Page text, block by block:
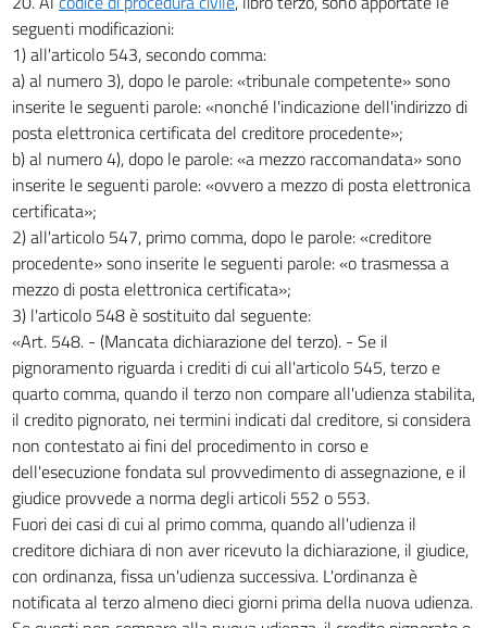
seguenti modificazioni:
1) all'articolo 543, secondo comma:
a) al numero 3), dopo le parole: «tribunale competente» sono
inserite le seguenti parole: «nonché l'indicazione dell'indirizzo di
posta elettronica certificata del creditore procedente»;
b) al numero 4), dopo le parole: «a mezzo raccomandata» sono
inserite le seguenti parole: «ovvero a mezzo di posta elettronica
certificata»;
2) all'articolo 547, primo comma, dopo le parole: «creditore
procedente» sono inserite le seguenti parole: «o trasmessa a
mezzo di posta elettronica certificata»;
3) l'articolo 548 è sostituito dal seguente:
«Art. 548. - (Mancata dichiarazione del terzo). - Se il
pignoramento riguarda i crediti di cui all'articolo 545, terzo e
quarto comma, quando il terzo non compare all'udienza stabilita,
il credito pignorato, nei termini indicati dal creditore, si considera
non contestato ai fini del procedimento in corso e
dell'esecuzione fondata sul provvedimento di assegnazione, e il
giudice provvede a norma degli articoli 552 o 553.
Fuori dei casi di cui al primo comma, quando all'udienza il
creditore dichiara di non aver ricevuto la dichiarazione, il giudice,
con ordinanza, fissa un'udienza successiva. L'ordinanza è
notificata al terzo almeno dieci giorni prima della nuova udienza.